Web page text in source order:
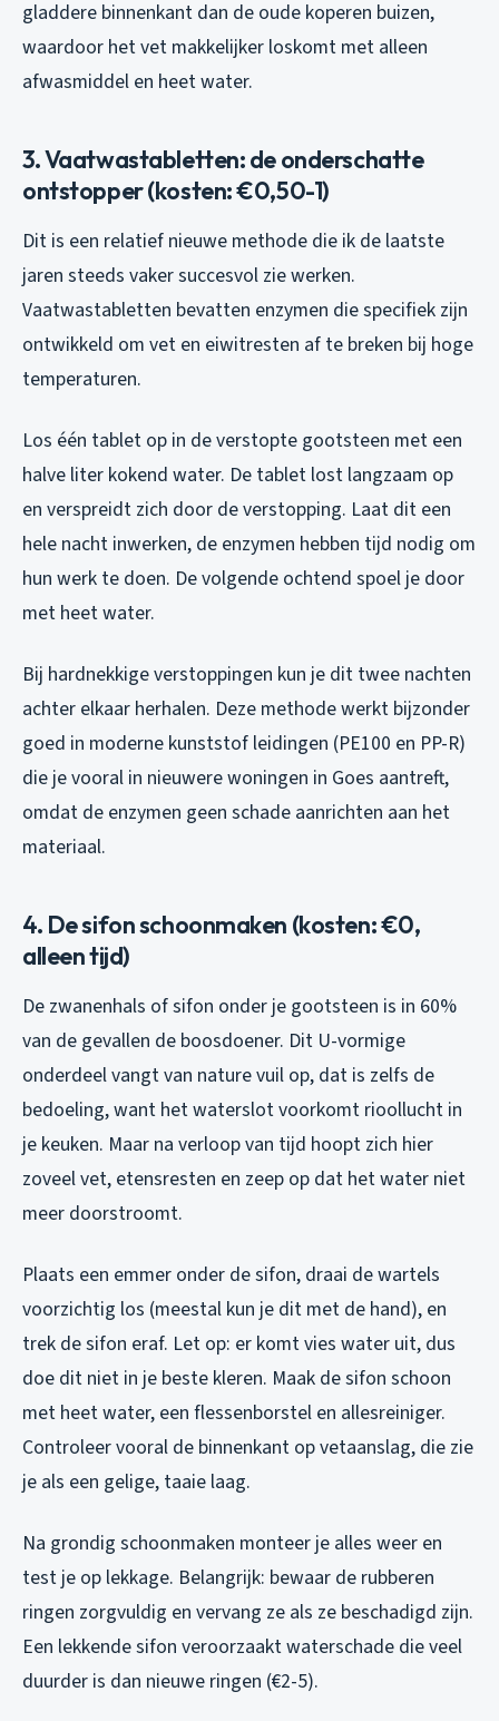
gladdere binnenkant dan de oude koperen buizen,
waardoor het vet makkelijker loskomt met alleen
afwasmiddel en heet water.
3. Vaatwastabletten: de onderschatte
ontstopper (kosten: €0,50-1)
Dit is een relatief nieuwe methode die ik de laatste
jaren steeds vaker succesvol zie werken.
Vaatwastabletten bevatten enzymen die specifiek zijn
ontwikkeld om vet en eiwitresten af te breken bij hoge
temperaturen.
Los één tablet op in de verstopte gootsteen met een
halve liter kokend water. De tablet lost langzaam op
en verspreidt zich door de verstopping. Laat dit een
hele nacht inwerken, de enzymen hebben tijd nodig om
hun werk te doen. De volgende ochtend spoel je door
met heet water.
Bij hardnekkige verstoppingen kun je dit twee nachten
achter elkaar herhalen. Deze methode werkt bijzonder
goed in moderne kunststof leidingen (PE100 en PP-R)
die je vooral in nieuwere woningen in Goes aantreft,
omdat de enzymen geen schade aanrichten aan het
materiaal.
4. De sifon schoonmaken (kosten: €0,
alleen tijd)
De zwanenhals of sifon onder je gootsteen is in 60%
van de gevallen de boosdoener. Dit U-vormige
onderdeel vangt van nature vuil op, dat is zelfs de
bedoeling, want het waterslot voorkomt rioollucht in
je keuken. Maar na verloop van tijd hoopt zich hier
zoveel vet, etensresten en zeep op dat het water niet
meer doorstroomt.
Plaats een emmer onder de sifon, draai de wartels
voorzichtig los (meestal kun je dit met de hand), en
trek de sifon eraf. Let op: er komt vies water uit, dus
doe dit niet in je beste kleren. Maak de sifon schoon
met heet water, een flessenborstel en allesreiniger.
Controleer vooral de binnenkant op vetaanslag, die zie
je als een gelige, taaie laag.
Na grondig schoonmaken monteer je alles weer en
test je op lekkage. Belangrijk: bewaar de rubberen
ringen zorgvuldig en vervang ze als ze beschadigd zijn.
Een lekkende sifon veroorzaakt waterschade die veel
duurder is dan nieuwe ringen (€2-5).